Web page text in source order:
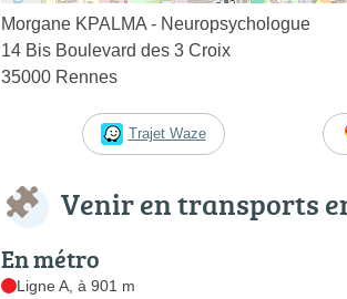
Morgane KPALMA - Neuropsychologue
14 Bis Boulevard des 3 Croix
35000 Rennes
Trajet Waze
Venir en transports
En métro
Ligne A, à 901 m